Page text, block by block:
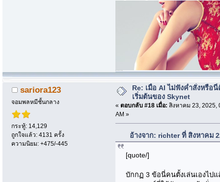
sariora123
จอมพลหมีชั้นกลาง
กระทู้: 14,129
ถูกใจแล้ว: 4131 ครั้ง
ความนิยม: +475/-445
Re: เมื่อ AI ไม่ฟังค่ำสั่งหรือ
เริ่มต้นของ Skynet
« ตอบกลับ #18 เมื่อ: สิงหาคม 23, 2025,
AM »
อ้างจาก: richter ที่ สิงหาคม
[quote/]
บักกฏ 3 ข้อนี่คนตั้งเล่นเองไป